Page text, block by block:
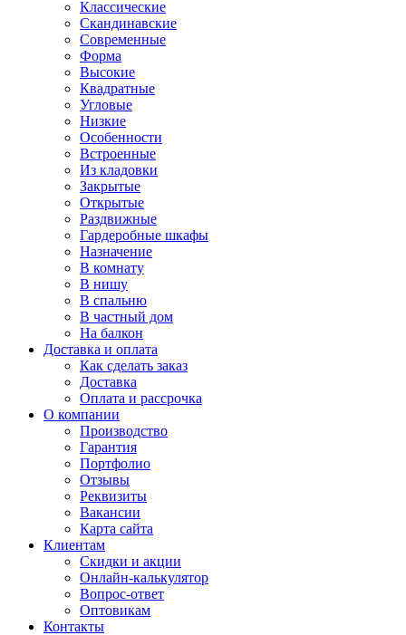
Классические
Скандинавские
Современные
Форма
Высокие
Квадратные
Угловые
Низкие
Особенности
Встроенные
Из кладовки
Закрытые
Открытые
Раздвижные
Гардеробные шкафы
Назначение
В комнату
В нишу
В спальню
В частный дом
На балкон
Доставка и оплата
Как сделать заказ
Доставка
Оплата и рассрочка
О компании
Производство
Гарантия
Портфолио
Отзывы
Реквизиты
Вакансии
Карта сайта
Клиентам
Скидки и акции
Онлайн-калькулятор
Вопрос-ответ
Оптовикам
Контакты